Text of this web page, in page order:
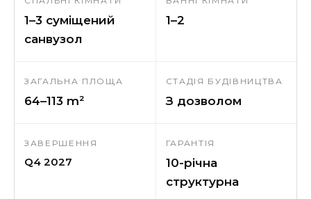
1–3 суміщений
санвузол
1–2
ЗАГАЛЬНА ПЛОЩА
64–113 m²
СТАДІЯ БУДІВНИЦТВА
З дозволом
ЗАВЕРШЕННЯ
Q4 2027
ГАРАНТІЯ
10-річна
структурна